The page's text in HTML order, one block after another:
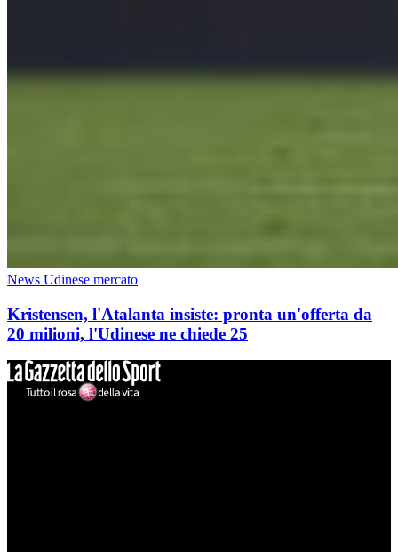
News Udinese mercato
Kristensen, l'Atalanta insiste: pronta un'offerta da
20 milioni, l'Udinese ne chiede 25